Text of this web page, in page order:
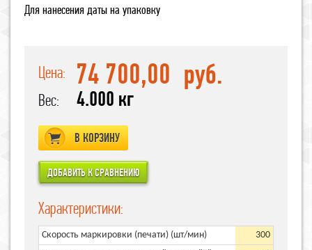
Для нанесения даты на упаковку
Цена: 74 700,00 руб.
Вес: 4.000 кг
В КОРЗИНУ
Характеристики:
Скорость маркировки (печати) (шт/мин)
300